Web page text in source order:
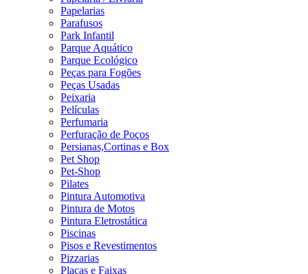
Papelarias
Parafusos
Park Infantil
Parque Aquático
Parque Ecológico
Peças para Fogões
Peças Usadas
Peixaria
Películas
Perfumaria
Perfuração de Poços
Persianas,Cortinas e Box
Pet Shop
Pet-Shop
Pilates
Pintura Automotiva
Pintura de Motos
Pintura Eletrostática
Piscinas
Pisos e Revestimentos
Pizzarias
Placas e Faixas